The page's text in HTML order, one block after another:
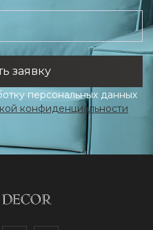
персональных данных
конфиденциальности